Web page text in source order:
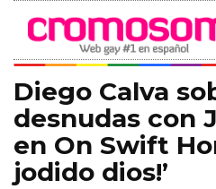
Diego Calva
desnudas con
en On Swift
jodido dios!’